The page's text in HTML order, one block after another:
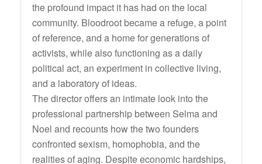
the profound impact it has had on the local
community. Bloodroot became a refuge, a point
of reference, and a home for generations of
activists, while also functioning as a daily
political act, an experiment in collective living,
and a laboratory of ideas.
The director offers an intimate look into the
professional partnership between Selma and
Noel and recounts how the two founders
confronted sexism, homophobia, and the
realities of aging. Despite economic hardships,